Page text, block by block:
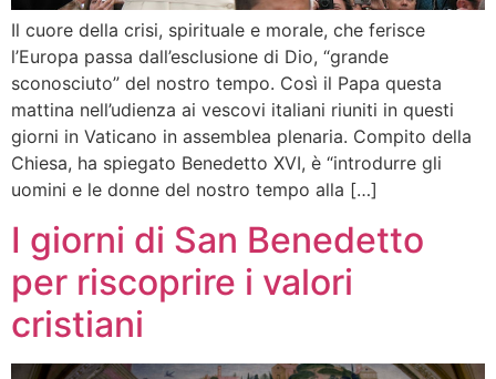
Il cuore della crisi, spirituale e morale, che ferisce
l’Europa passa dall’esclusione di Dio, “grande
sconosciuto” del nostro tempo. Così il Papa questa
mattina nell’udienza ai vescovi italiani riuniti in questi
giorni in Vaticano in assemblea plenaria. Compito della
Chiesa, ha spiegato Benedetto XVI, è “introdurre gli
uomini e le donne del nostro tempo alla […]
I giorni di San Benedetto
per riscoprire i valori
cristiani